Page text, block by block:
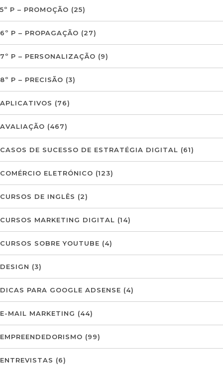
5º P – PROMOÇÃO (25)
6º P – PROPAGAÇÃO (27)
7º P – PERSONALIZAÇÃO (9)
8º P – PRECISÃO (3)
APLICATIVOS (76)
AVALIAÇÃO (467)
CASOS DE SUCESSO DE ESTRATÉGIA DIGITAL (61)
COMÉRCIO ELETRÓNICO (123)
CURSOS DE INGLÊS (2)
CURSOS MARKETING DIGITAL (14)
CURSOS SOBRE YOUTUBE (4)
DESIGN (3)
DICAS PARA GOOGLE ADSENSE (4)
E-MAIL MARKETING (44)
EMPREENDEDORISMO (99)
ENTREVISTAS (6)